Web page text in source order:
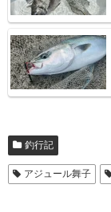
釣行記
アジュール舞子